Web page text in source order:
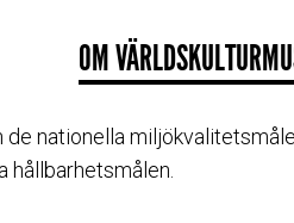
OM
nationella
hållbarhetsmålen.